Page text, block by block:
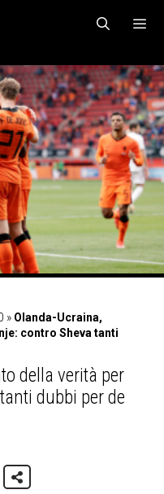
MENU
» Olanda-Ucraina,
contro Sheva tanti
della verità per
dubbi per de